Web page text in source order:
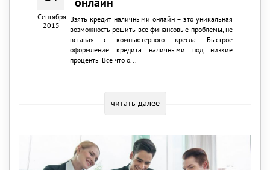
Сентября
2015
Взять кредит наличными онлайн – это уникальная
возможность решить все финансовые проблемы, не
вставая с компьютерного кресла. Быстрое
оформление кредита наличными под низкие
проценты Все что о...
читать далее